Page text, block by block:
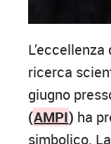
ricerca
giugno
(AMPI) ha
simbolico.